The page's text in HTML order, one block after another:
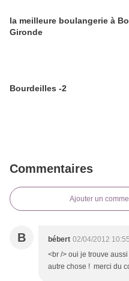
la meilleure boulangerie à
Gironde
Bourdeilles -2
Commentaires
Ajouter un
B bébert 02/04/2012 10:55
<br /> oui je trouve
autre chose ! merci du